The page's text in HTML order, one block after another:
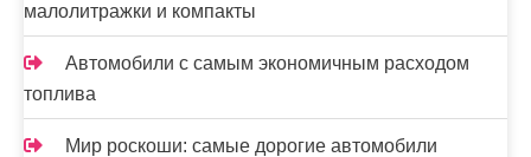
малолитражки и компакты
Автомобили с самым экономичным расходом
топлива
Мир роскоши: самые дорогие автомобили